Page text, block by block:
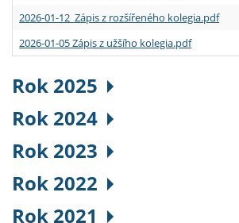
2026-01-12 Zápis z rozšířeného kolegia.pdf
2026-01-05 Zápis z užšího kolegia.pdf
Rok 2025
Rok 2024
Rok 2023
Rok 2022
Rok 2021